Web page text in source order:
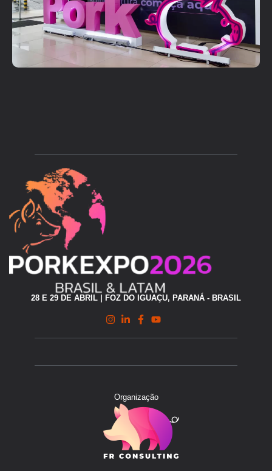
28 E 29 DE ABRIL | FOZ DO IGUAÇU, PARANÁ - BRASIL
Organização